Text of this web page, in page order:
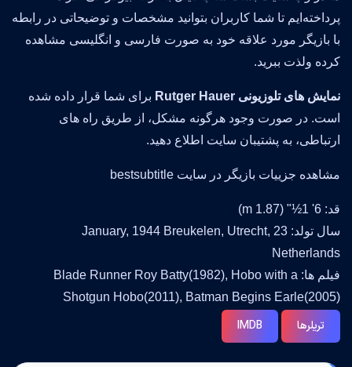
پرداخته‌ایم تا شما کاربران بتوانید مشخصات و توضیحاتی در رابطه
با بازیگر مورد علاقه خود به صورت فارسی و انگلیسی مشاهده
کرده ولذت ببرید.
نمایش های تلوزیونی Rutger Hauer
برای شما قرار داده شده
است. در صورت وجود هرگونه مشکل، از طریق راه های
ارتباطی، به پشتیبان سایت اطلاع دهید.
مشاهده جزییات بازیگر در سایت bestsubtitle
قد: 6' 1½" (1.87 m)
سال تولد: 23 January, 1944 Breukelen, Utrecht,
Netherlands
فیلم ها: Blade Runner Roy Batty(1982), Hobo with a
Shotgun Hobo(2011), Batman Begins Earle(2005)
تریلرها IMDB